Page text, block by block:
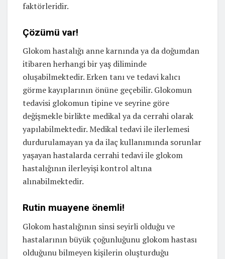
faktörleridir.
Çözümü var!
Glokom hastalığı anne karnında ya da doğumdan
itibaren herhangi bir yaş diliminde
oluşabilmektedir. Erken tanı ve tedavi kalıcı
görme kayıplarının önüne geçebilir. Glokomun
tedavisi glokomun tipine ve seyrine göre
değişmekle birlikte medikal ya da cerrahi olarak
yapılabilmektedir. Medikal tedavi ile ilerlemesi
durdurulamayan ya da ilaç kullanımında sorunlar
yaşayan hastalarda cerrahi tedavi ile glokom
hastalığının ilerleyişi kontrol altına
alınabilmektedir.
Rutin muayene önemli!
Glokom hastalığının sinsi seyirli olduğu ve
hastalarının büyük çoğunluğunu glokom hastası
olduğunu bilmeyen kişilerin oluşturduğu